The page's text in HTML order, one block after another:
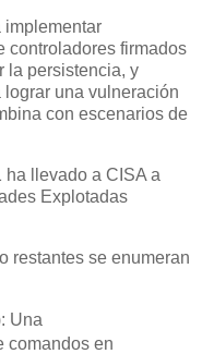
implementar
controladores firmados
la persistencia, y
una vulneración
con escenarios de
llevado a CISA a
Explotadas
restantes se enumeran
Una
comandos en